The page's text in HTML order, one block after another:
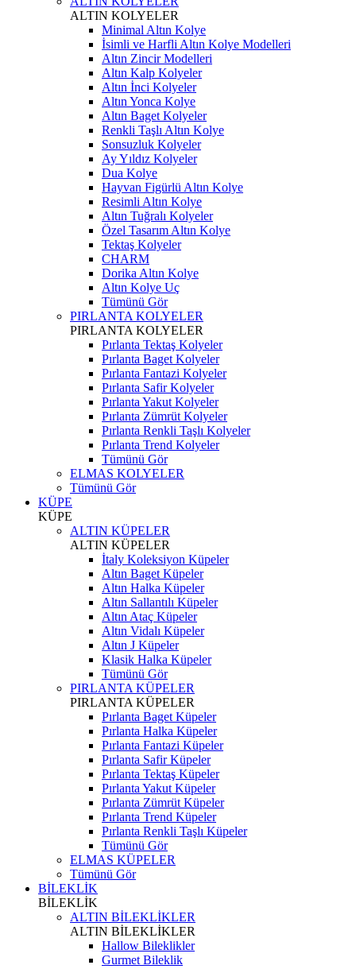
ALTIN KOLYELER
Minimal Altın Kolye
İsimli ve Harfli Altın Kolye Modelleri
Altın Zincir Modelleri
Altın Kalp Kolyeler
Altın İnci Kolyeler
Altın Yonca Kolye
Altın Baget Kolyeler
Renkli Taşlı Altın Kolye
Sonsuzluk Kolyeler
Ay Yıldız Kolyeler
Dua Kolye
Hayvan Figürlü Altın Kolye
Resimli Altın Kolye
Altın Tuğralı Kolyeler
Özel Tasarım Altın Kolye
Tektaş Kolyeler
CHARM
Dorika Altın Kolye
Altın Kolye Uç
Tümünü Gör
PIRLANTA KOLYELER
PIRLANTA KOLYELER
Pırlanta Tektaş Kolyeler
Pırlanta Baget Kolyeler
Pırlanta Fantazi Kolyeler
Pırlanta Safir Kolyeler
Pırlanta Yakut Kolyeler
Pırlanta Zümrüt Kolyeler
Pırlanta Renkli Taşlı Kolyeler
Pırlanta Trend Kolyeler
Tümünü Gör
ELMAS KOLYELER
Tümünü Gör
KÜPE
KÜPE
ALTIN KÜPELER
ALTIN KÜPELER
İtaly Koleksiyon Küpeler
Altın Baget Küpeler
Altın Halka Küpeler
Altın Sallantılı Küpeler
Altın Ataç Küpeler
Altın Vidalı Küpeler
Altın J Küpeler
Klasik Halka Küpeler
Tümünü Gör
PIRLANTA KÜPELER
PIRLANTA KÜPELER
Pırlanta Baget Küpeler
Pırlanta Halka Küpeler
Pırlanta Fantazi Küpeler
Pırlanta Safir Küpeler
Pırlanta Tektaş Küpeler
Pırlanta Yakut Küpeler
Pırlanta Zümrüt Küpeler
Pırlanta Trend Küpeler
Pırlanta Renkli Taşlı Küpeler
Tümünü Gör
ELMAS KÜPELER
Tümünü Gör
BİLEKLİK
BİLEKLİK
ALTIN BİLEKLİKLER
ALTIN BİLEKLİKLER
Hallow Bileklikler
Gurmet Bileklik